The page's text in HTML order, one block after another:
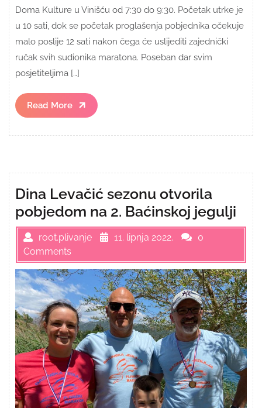
Doma Kulture u Vinišću od 7:30 do 9:30. Početak utrke je
u 10 sati, dok se početak proglašenja pobjednika očekuje
malo poslije 12 sati nakon čega će uslijediti zajednički
ručak svih sudionika maratona. Poseban dar svim
posjetiteljima […]
Read More
Read
More
Dina Levačić sezonu otvorila
pobjedom na 2. Baćinskoj jegulji
root.plivanje 11. lipnja 2022.
0
Comments